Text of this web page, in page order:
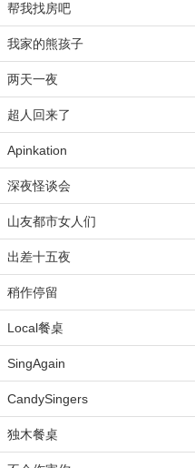
帮我找房吧
我家的熊孩子
两天一夜
超人回来了
Apinkation
深夜怪谈会
山友都市女人们
出差十五夜
稍作停留
Local餐桌
SingAgain
CandySingers
独木餐桌